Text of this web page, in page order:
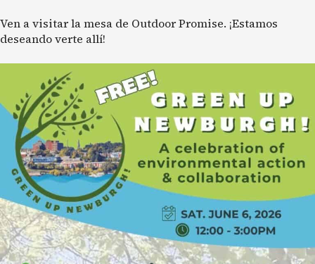
Ven a visitar la mesa de Outdoor Promise. ¡Estamos
deseando verte allí!